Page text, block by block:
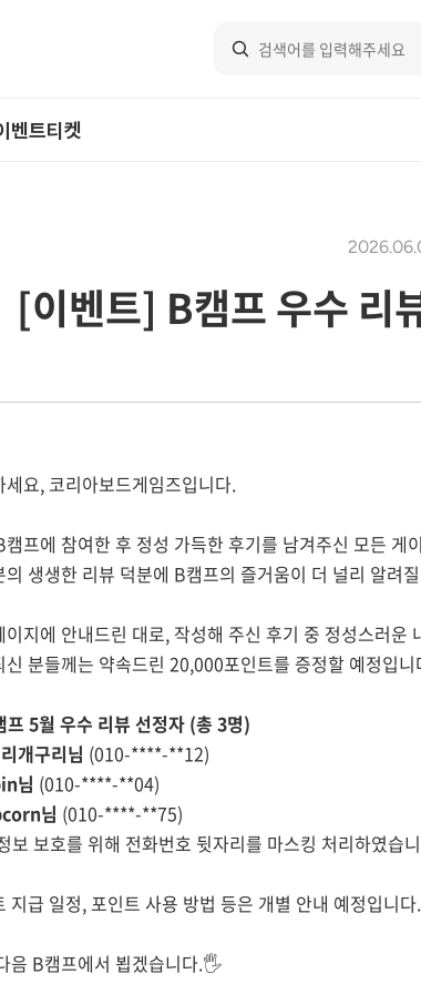
벤트티켓
[이벤트] B캠프 우수 리
세요, 코리아보드게임즈입니다.
캠프에 참여한 후 정성 가득한 후기를 남겨주신 모든 게
의 생생한 리뷰 덕분에 B캠프의 즐거움이 더 널리 알려
이지에 안내드린 대로, 작성해 주신 후기 중 정성스러
신 분들께는 약속드린 20,000포인트를 증정할 예정입니
5월 우수 리뷰 선정자 (총 3명)
개구리님 (010-****-**12)
님 (010-****-**04)
님 (010-****-**75)
보 보호를 위해 전화번호 뒷자리를 마스킹 처리하였습
지급 일정, 포인트 사용 방법 등은 개별 안내 예정입니다.
음 B캠프에서 뵙겠습니다.🖐️